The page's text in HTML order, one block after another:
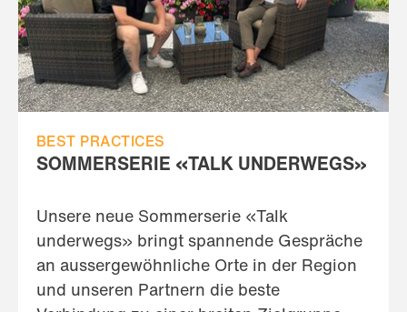
BEST PRACTICES
SOMMERSERIE «TALK UNDERWEGS»
Unsere neue Sommerserie «Talk
underwegs» bringt spannende Gespräche
an aussergewöhnliche Orte in der Region
und unseren Partnern die beste